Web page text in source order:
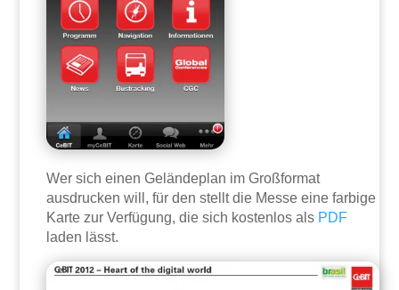
Wer sich einen Geländeplan im Großformat
ausdrucken will, für den stellt die Messe eine farbige
Karte zur Verfügung, die sich kostenlos als PDF
laden lässt.